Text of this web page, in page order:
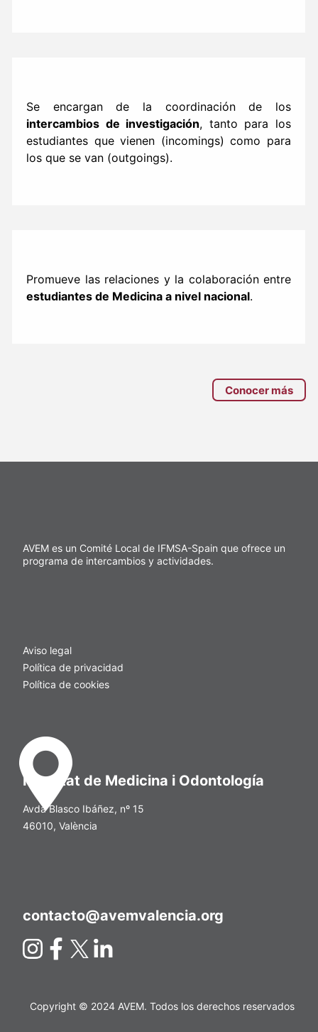
Se encargan de la coordinación de los
intercambios de investigación, tanto para los
estudiantes que vienen (incomings) como para
los que se van (outgoings).
Promueve las relaciones y la colaboración entre
estudiantes de Medicina a nivel nacional.
Conocer más
AVEM es un Comité Local de IFMSA-Spain que ofrece un
programa de intercambios y actividades.
Aviso legal
Política de privacidad
Política de cookies
Facultat de Medicina i Odontología
Avda Blasco Ibáñez, nº 15
46010, València
contacto@avemvalencia.org
Copyright © 2024 AVEM. Todos los derechos reservados